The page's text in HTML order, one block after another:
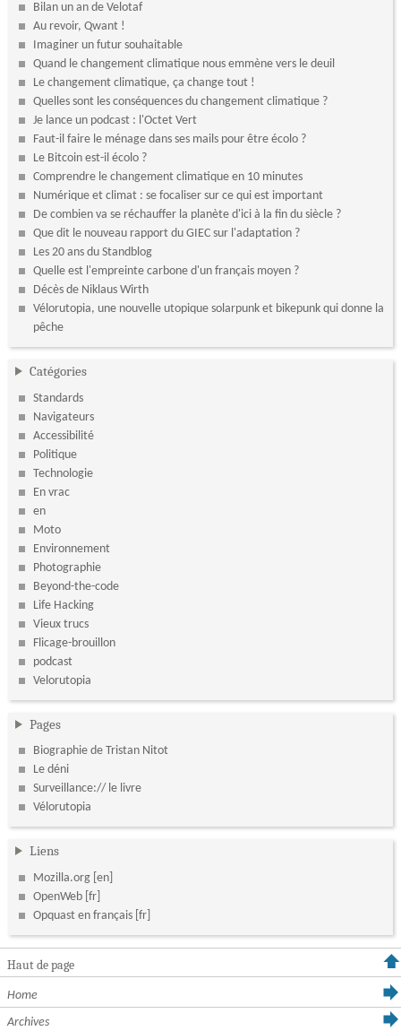
Bilan un an de Velotaf
Au revoir, Qwant !
Imaginer un futur souhaitable
Quand le changement climatique nous emmène vers le deuil
Le changement climatique, ça change tout !
Quelles sont les conséquences du changement climatique ?
Je lance un podcast : l'Octet Vert
Faut-il faire le ménage dans ses mails pour être écolo ?
Le Bitcoin est-il écolo ?
Comprendre le changement climatique en 10 minutes
Numérique et climat : se focaliser sur ce qui est important
De combien va se réchauffer la planète d'ici à la fin du siècle ?
Que dit le nouveau rapport du GIEC sur l'adaptation ?
Les 20 ans du Standblog
Quelle est l'empreinte carbone d'un français moyen ?
Décès de Niklaus Wirth
Vélorutopia, une nouvelle utopique solarpunk et bikepunk qui donne la
pêche
Catégories
Standards
Navigateurs
Accessibilité
Politique
Technologie
En vrac
en
Moto
Environnement
Photographie
Beyond-the-code
Life Hacking
Vieux trucs
Flicage-brouillon
podcast
Velorutopia
Pages
Biographie de Tristan Nitot
Le déni
Surveillance:// le livre
Vélorutopia
Liens
Mozilla.org
OpenWeb
Opquast en français
Haut de page
Home
Archives